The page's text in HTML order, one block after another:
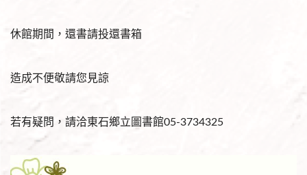
休館期間，還書請投還書箱
造成不便敬請您見諒
若有疑問，請洽東石鄉立圖書館05-3734325